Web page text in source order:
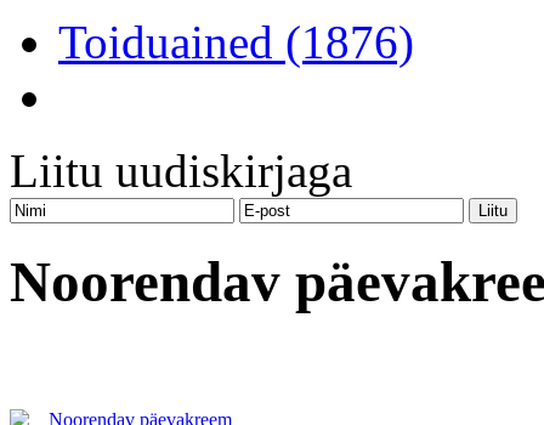
Toiduained (1876)
Liitu uudiskirjaga
Noorendav